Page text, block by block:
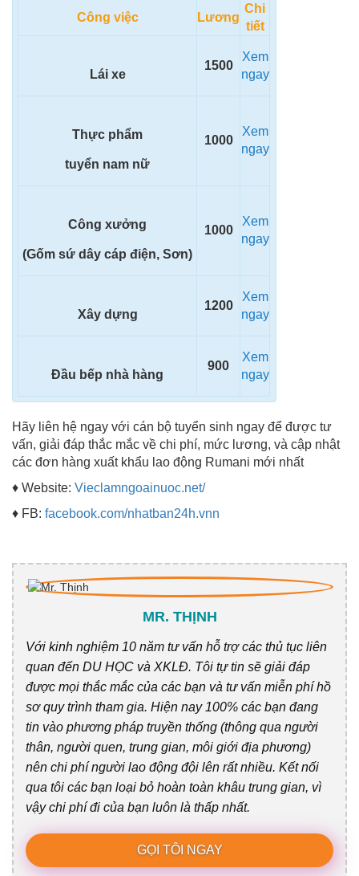
Công việc Lương
Chi
tiết
Lái xe
1500
Xem
ngay
Thực phẩm
tuyển nam nữ
1000
Xem
ngay
Công xưởng
(Gốm sứ dây cáp điện, Sơn)
1000
Xem
ngay
Xây dựng
1200
Xem
ngay
Đầu bếp nhà hàng
900
Xem
ngay
Hãy liên hệ ngay với cán bộ tuyển sinh ngay để được tư
vấn, giải đáp thắc mắc về chi phí, mức lương, và cập nhật
các đơn hàng xuất khẩu lao động Rumani mới nhất
♦ Website: Vieclamngoainuoc.net/
♦ FB: facebook.com/nhatban24h.vnn
MR. THỊNH
Với kinh nghiệm 10 năm tư vấn hỗ trợ các thủ tục liên
quan đến DU HỌC và XKLĐ. Tôi tự tin sẽ giải đáp
được mọi thắc mắc của các bạn và tư vấn miễn phí hồ
sơ quy trình tham gia. Hiện nay 100% các bạn đang
tin vào phương pháp truyền thống (thông qua người
thân, người quen, trung gian, môi giới địa phương)
nên chi phí người lao động đội lên rất nhiều. Kết nối
qua tôi các bạn loại bỏ hoàn toàn khâu trung gian, vì
vậy chi phí đi của bạn luôn là thấp nhất.
GỌI TÔI NGAY